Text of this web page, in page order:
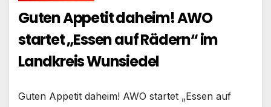
Guten Appetit daheim! AWO
startet „Essen auf Rädern“ im
Landkreis Wunsiedel
Guten Appetit daheim! AWO startet „Essen auf